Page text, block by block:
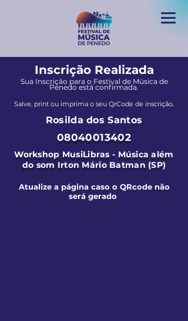
Inscrição Realizada
Sua Inscrição para o Festival de Música de
Penedo está confirmada.
Salve, print ou imprima o seu QrCode de inscrição.
Rosilda dos Santos
08040013402
Workshop MusiLibras - Música além
do som Irton Mário Batman (SP)
Atualize a página caso o QRcode não
será gerado